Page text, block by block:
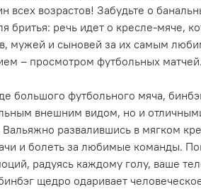
всех возрастов! Забудьте о
бритья: речь идет о кресле-мяче,
мужей и сыновей за их самым
– просмотром футбольных матчей.
большого футбольного мяча,
внешним видом, но и
Вальяжно развалившись в мягком
и болеть за любимые команды.
радуясь каждому голу, ваше
щедро одаривает